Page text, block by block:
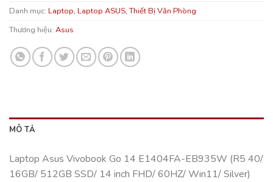
Danh mục: Laptop, Laptop ASUS,Thiết Bị Văn Phòng
Thương hiệu: Asus
MÔ TẢ
Laptop Asus Vivobook Go 14 E1404FA-EB935W (R5 40/
16GB/ 512GB SSD/ 14 inch FHD/ 60HZ/ Win11/ Silver)